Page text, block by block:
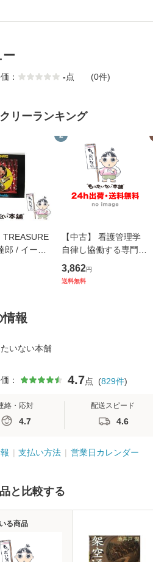
ー
： -点 (0件)
リーランキング
TREASURE
郎 / イース
・ジャパン
ル便送料無
2
【中古】 看護管理学
自律し協働する専門職
の看護マネジメントス
キル 改訂第3版 (看護
3,862円
送料無料
情報
いない本舗
： 4.7点 (829件)
絡・応対
4.7
配送スピード
4.6
支払い方法 営業日カレンダー
と比較する
る商品